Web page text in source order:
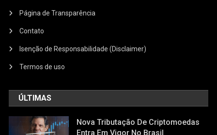
Página de Transparência
Contato
Isenção de Responsabilidade (Disclaimer)
Termos de uso
ÚLTIMAS
Nova Tributação De Criptomoedas
Entra Em Vigor No Brasil